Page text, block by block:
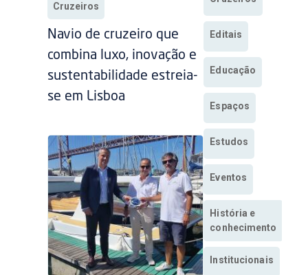
Cruzeiros
Navio de cruzeiro que
combina luxo, inovação e
sustentabilidade estreia-
se em Lisboa
Editais
Educação
Espaços
Estudos
Eventos
História e
conhecimento
Institucionais